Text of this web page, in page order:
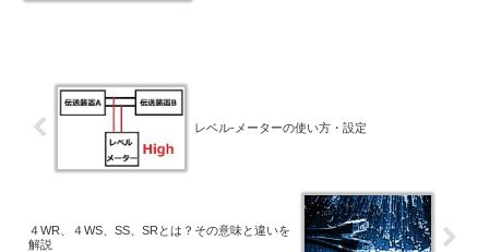
レベル‐メーターの使い方・設定
４WR、４WS、SS、SRとは？その意味と違いを
解説